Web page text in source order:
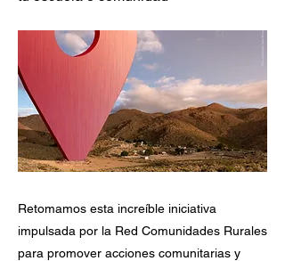
Retomamos esta increíble iniciativa
impulsada por la Red Comunidades Rurales
para promover acciones comunitarias y